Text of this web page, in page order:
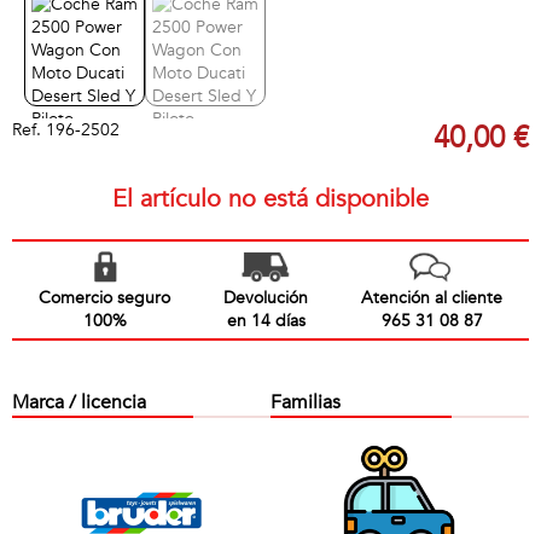
Ref. 196-2502 40,00 €
El artículo no está disponible
Comercio seguro
100%
Devolución
en 14 días
Atención al cliente
965 31 08 87
Marca / licencia Familias